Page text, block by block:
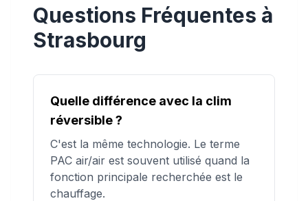
Questions Fréquentes à
Strasbourg
Quelle différence avec la clim
réversible ?
C'est la même technologie. Le terme
PAC air/air est souvent utilisé quand la
fonction principale recherchée est le
chauffage.